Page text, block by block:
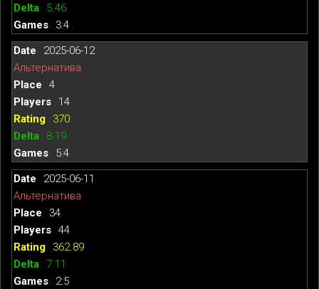
5.46
3:4
2025-06-12
Альтернатива
4
14
370
8.19
5:4
2025-06-11
Альтернатива
34
44
362.89
7.11
2:5